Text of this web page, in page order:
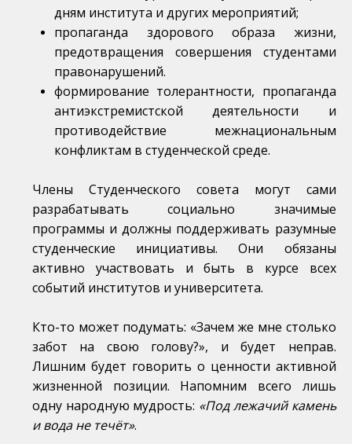
дням института и других мероприятий;
пропаганда здорового образа жизни,
предотвращения совершения студентами
правонарушений.
формирование толерантности, пропаганда
антиэкстремистской деятельности и
противодействие межнациональным
конфликтам в студенческой среде.
Члены Студенческого совета могут сами
разрабатывать социально значимые
программы и должны поддерживать разумные
студенческие инициативы. Они обязаны
активно участвовать и быть в курсе всех
событий институтов и университета.
Кто-то может подумать: «Зачем же мне столько
забот на свою голову?», и будет неправ.
Лишним будет говорить о ценности активной
жизненной позиции. Напомним всего лишь
одну народную мудрость: «Под лежачий камень
и вода не течёт».